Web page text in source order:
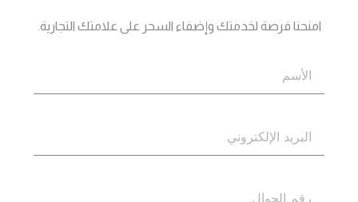
امنحنا فرصة لخدمتك وإضفاء السحر على علامتك التجارية.